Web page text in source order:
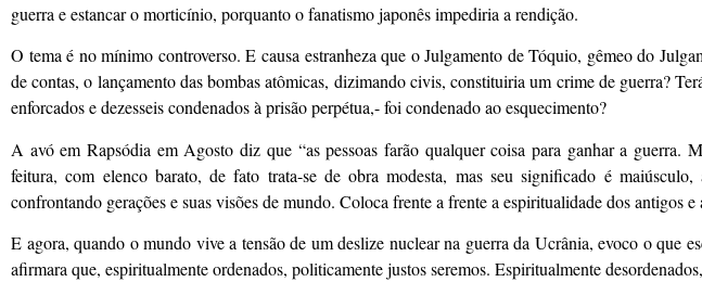
guerra e estancar o morticínio, porquanto o fanatismo japonês impediria a rendição.
O tema é no mínimo controverso. E causa estranheza que o Julgamento de Tóquio, gêmeo do
de contas, o lançamento das bombas atômicas, dizimando civis, constituiria um crime de guerra?
enforcados e dezesseis condenados à prisão perpétua,- foi condenado ao esquecimento?
A avó em Rapsódia em Agosto diz que “as pessoas farão qualquer coisa para ganhar a guerra.
feitura, com elenco barato, de fato trata-se de obra modesta, mas seu significado é
confrontando gerações e suas visões de mundo. Coloca frente a frente a espiritualidade dos antigos
E agora, quando o mundo vive a tensão de um deslize nuclear na guerra da Ucrânia, evoco o que
afirmara que, espiritualmente ordenados, politicamente justos seremos. Espiritualmente